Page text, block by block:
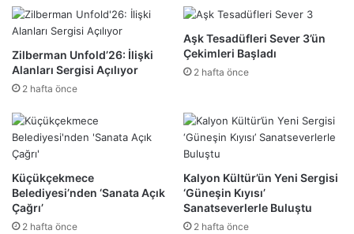
Zilberman Unfold’26: İlişki
Alanları Sergisi Açılıyor
2 hafta önce
Aşk Tesadüfleri Sever 3’ün
Çekimleri Başladı
2 hafta önce
Küçükçekmece
Belediyesi’nden ‘Sanata Açık
Çağrı’
2 hafta önce
Kalyon Kültür’ün Yeni Sergisi
‘Güneşin Kıyısı’
Sanatseverlerle Buluştu
2 hafta önce